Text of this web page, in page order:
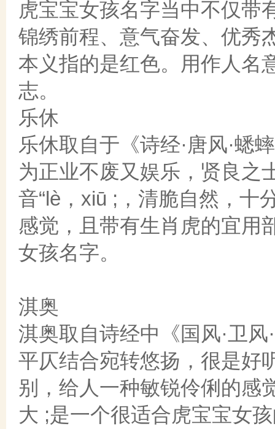
虎宝宝女孩名字当中不仅带
锦绣前程、意气奋发、优秀
本义指的是红色。用作人名
志。
乐休
乐休取自于《诗经·唐风·蟋
为正业不废又娱乐，贤良之
音“lè，xiū ;，清脆自然，十
感觉，且带有生肖虎的宜用
女孩名字。
淇奥
淇奥取自诗经中《国风·卫
平仄结合宛转悠扬，很是好
别，给人一种敏锐伶俐的感
大 ;是一个很适合虎宝宝女